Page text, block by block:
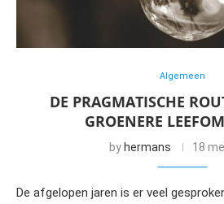
Algemeen
DE PRAGMATISCHE
GROENERE
by hermans 18
De afgelopen jaren is er veel